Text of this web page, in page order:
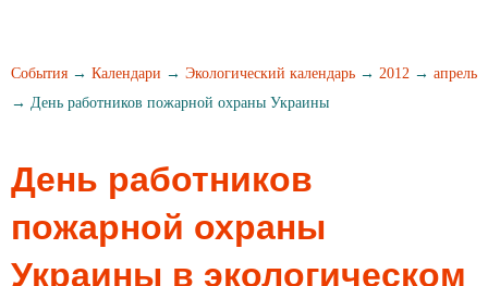
События → Календари → Экологический календарь → 2012 → апрель
→ День работников пожарной охраны Украины
День работников
пожарной охраны
Украины в экологическом